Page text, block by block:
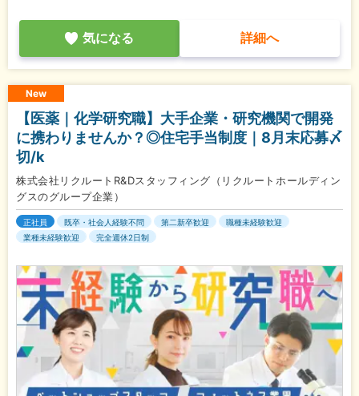
気になる 詳細へ
New
【医薬｜化学研究職】大手企業・研究機関で開発
に携わりませんか？◎住宅手当制度｜8月末応募〆
切/k
株式会社リクルートR&Dスタッフィング（リクルートホールディン
グスのグループ企業）
正社員 既卒・社会人経験不問 第二新卒歓迎
職種未経験歓迎
業種未経験歓迎
完全週休2日制